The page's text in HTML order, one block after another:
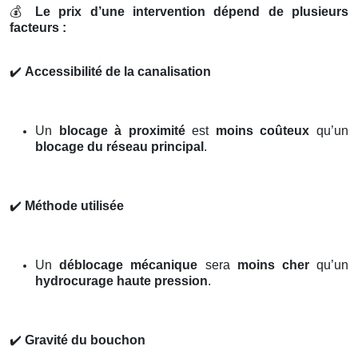
💰
Le prix d’une intervention dépend de plusieurs
facteurs :
✔️ Accessibilité de la canalisation
Un blocage à proximitéest moins coûteux qu’un
blocage du réseau principal .
✔️ Méthode utilisée
Undéblocage mécanique sera moins cherqu’un
hydrocurage haute pression.
✔️ Gravité du bouchon